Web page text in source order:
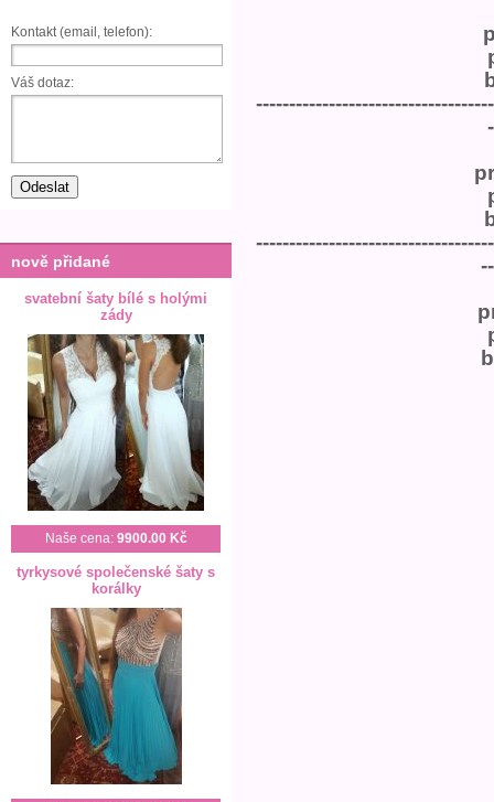
Kontakt (email, telefon):
Váš dotaz:
nově přidané
svatební šaty bílé s holými
zády
Naše cena: 9900.00 Kč
tyrkysové společenské šaty s
korálky